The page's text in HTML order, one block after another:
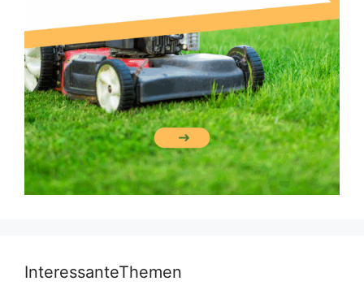
InteressanteThemen